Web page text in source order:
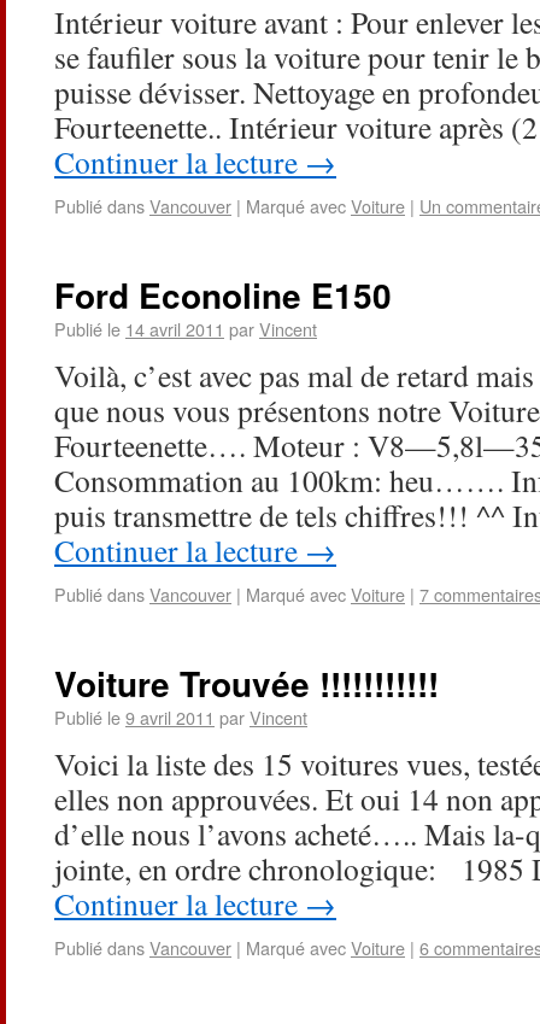
Intérieur voiture avant : Pour enlever
se faufiler sous la voiture pour tenir le
puisse dévisser. Nettoyage en
Fourteenette.. Intérieur voiture après
Continuer la lecture →
Publié dansVancouver | Marqué avecVoiture | Un
Ford Econoline E150
Publié le 14 avril 2011 parVincent
Voilà, c’est avec pas mal de retard
que nous vous présentons notre
Fourteenette…. Moteur :
Consommation au 100km: heu…….
puis transmettre de tels chiffres!!! ^^
Continuer la lecture →
Publié dansVancouver | Marqué avecVoiture | 7
Voiture Trouvée !!!!!!!!!!!
Publié le9 avril 2011 parVincent
Voici la liste des 15 voitures vues,
elles non approuvées. Et oui 14 non
d’elle nous l’avons acheté….. Mais la-
jointe, en ordre chronologique: 1985
Continuer la lecture →
Publié dansVancouver | Marqué avecVoiture | 6